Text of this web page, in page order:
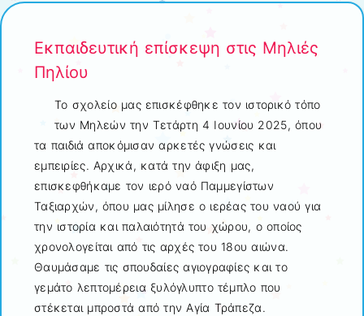
Εκπαιδευτική επίσκεψη στις Μηλιές
Πηλίου
Το σχολείο μας επισκέφθηκε τον ιστορικό τόπο
των Μηλεών την Τετάρτη 4 Ιουνίου 2025, όπου
τα παιδιά αποκόμισαν αρκετές γνώσεις και
εμπειρίες. Αρχικά, κατά την άφιξη μας,
επισκεφθήκαμε τον ιερό ναό Παμμεγίστων
Ταξιαρχών, όπου μας μίλησε ο ιερέας του ναού για
την ιστορία και παλαιότητά του χώρου, ο οποίος
χρονολογείται από τις αρχές του 18ου αιώνα.
Θαυμάσαμε τις σπουδαίες αγιογραφίες και το
γεμάτο λεπτομέρεια ξυλόγλυπτο τέμπλο που
στέκεται μπροστά από την Αγία Τράπεζα.